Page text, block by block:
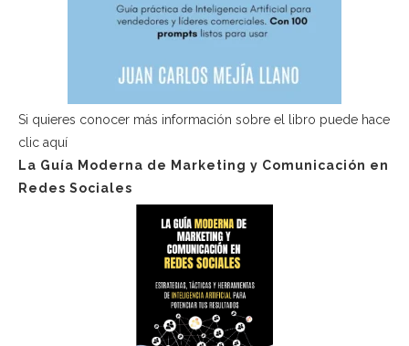
Si quieres conocer más información sobre el libro puede hace
clic aquí
La Guía Moderna de Marketing y Comunicación en
Redes Sociales